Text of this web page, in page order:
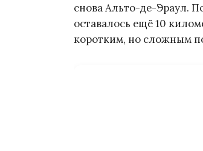
снова Альто-де-Эраул.
оставалось ещё 10
коротким, но сложным